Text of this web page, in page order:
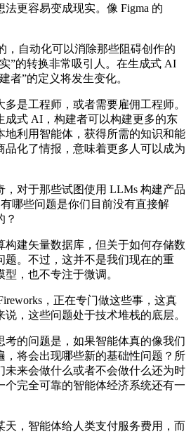
更容易变成现实。像 Figma 的
自动化可以消除那些阻碍创作的
”的转换非常吸引人。在生成式 AI
者”的定义将发生变化。
工程师，或者需要雇佣工程师。
成式 AI，构建者可以构建更多的东
地利用智能体，获得所需的知识和能
品化了情报，意味着更多人可以成为
对于那些试图使用 LLMs 构建产品
哪些问题是你们目前没有直接解
？
建矢量数据库，但关于如何存储数
题。不过，这并不是我们现在的重
，也不专注于微调。
，正在专门做这些事，这真
，这些问题处于技术堆栈的底层。
的问题是，如果智能体真的像我们
，将会出现哪些新的基础性问题？所
未来会做什么或者不会做什么还为时
个完全可靠的智能体经济系统还有一
，智能体给人类支付服务费用，而